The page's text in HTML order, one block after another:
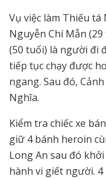
Vụ việc làm Thiếu tá
Nguyễn Chí Mẫn
(50 tuổi) là người đi
tiếp tục chạy được
ngang. Sau đó,
Nghĩa.
Kiểm tra chiếc xe
giữ 4 bánh heroin
Long An sau đó
hành vi giết người.